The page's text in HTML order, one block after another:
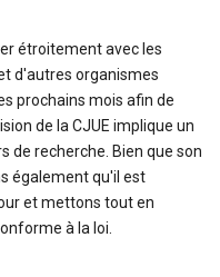
étroitement avec les
d'autres organismes
prochains mois afin de
de la CJUE implique un
de recherche. Bien que son
également qu'il est
et mettons tout en
à la loi.